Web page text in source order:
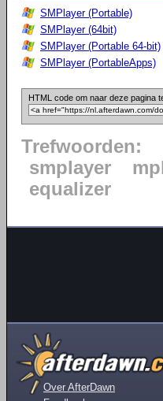
SMPlayer (Portable)
SMPlayer (64bit)
SMPlayer (Portable 64-bit)
SMPlayer (PortableApps)
HTML code om naar deze pagina
Trefwoorden:
smplayer
equalizer
Over AfterDawn